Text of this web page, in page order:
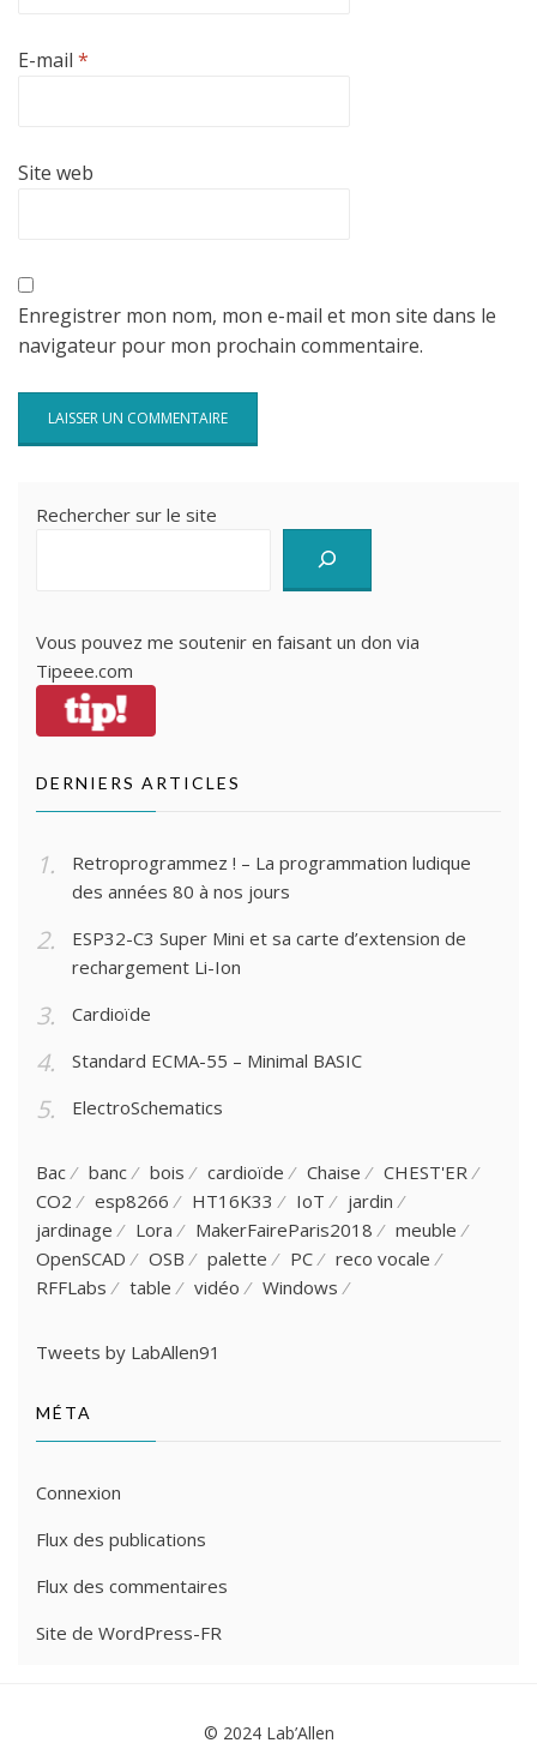
E-mail *
Site web
Enregistrer mon nom, mon e-mail et mon site dans le
navigateur pour mon prochain commentaire.
Rechercher sur le site
Vous pouvez me soutenir en faisant un don via
Tipeee.com
DERNIERS ARTICLES
Retroprogrammez ! – La programmation ludique
des années 80 à nos jours
ESP32-C3 Super Mini et sa carte d’extension de
rechargement Li-Ion
Cardioïde
Standard ECMA-55 – Minimal BASIC
ElectroSchematics
Bac banc bois cardioïde Chaise
CHEST'ER
CO2
esp8266 HT16K33 IoT
jardin
jardinage
Lora MakerFaireParis2018
meuble
OpenSCAD
OSB palette PC
reco vocale
RFFLabs
table vidéo Windows
Tweets by LabAllen91
MÉTA
Connexion
Flux des publications
Flux des commentaires
Site de WordPress-FR
© 2024 Lab’Allen